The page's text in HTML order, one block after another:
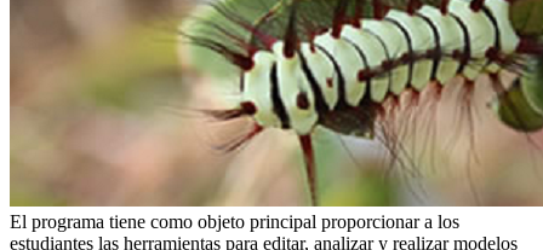
El programa tiene como objeto principal proporcionar a los
estudiantes las herramientas para editar, analizar y realizar modelos